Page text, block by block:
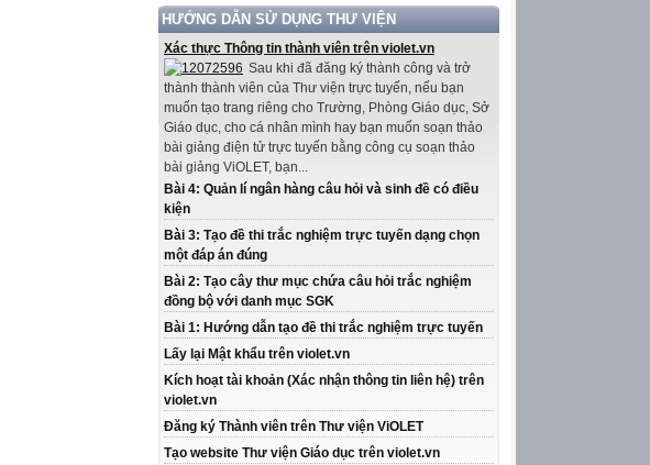
HƯỚNG DẪN SỬ DỤNG THƯ VIỆN
Xác thực Thông tin thành viên trên violet.vn
Sau khi đã đăng ký thành công và trở
thành thành viên của Thư viện trực tuyến, nếu bạn
muốn tạo trang riêng cho Trường, Phòng Giáo dục, Sở
Giáo dục, cho cá nhân mình hay bạn muốn soạn thảo
bài giảng điện tử trực tuyến bằng công cụ soạn thảo
bài giảng ViOLET, bạn...
Bài 4: Quản lí ngân hàng câu hỏi và sinh đề có điều
kiện
Bài 3: Tạo đề thi trắc nghiệm trực tuyến dạng chọn
một đáp án đúng
Bài 2: Tạo cây thư mục chứa câu hỏi trắc nghiệm
đồng bộ với danh mục SGK
Bài 1: Hướng dẫn tạo đề thi trắc nghiệm trực tuyến
Lấy lại Mật khẩu trên violet.vn
Kích hoạt tài khoản (Xác nhận thông tin liên hệ) trên
violet.vn
Đăng ký Thành viên trên Thư viện ViOLET
Tạo website Thư viện Giáo dục trên violet.vn